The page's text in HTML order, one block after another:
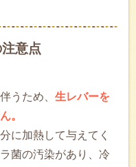
意点
うため、 生レバーを
。
に加熱して与えてく
菌の汚染があり、冷